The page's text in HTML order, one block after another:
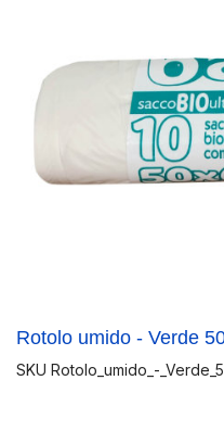
Rotolo umido - Verde
SKU Rotolo_umido_-